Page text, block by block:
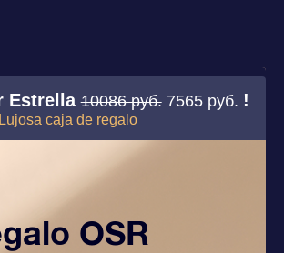
Estrella10086 руб. 7565 руб. !
Lujosa caja de regalo
OSR